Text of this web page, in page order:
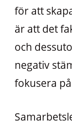
för att
är att det
och
negativ
fokusera